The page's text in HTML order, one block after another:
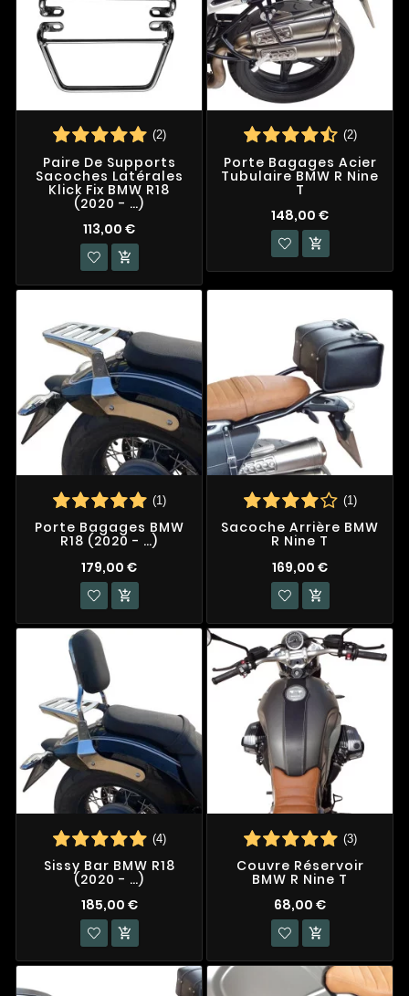
(2)
Paire De Supports
Sacoches Latérales
Klick Fix BMW R18
(2020 - …)
113,00 €

(2)
Porte Bagages Acier
Tubulaire BMW R Nine
T
148,00 €

(1)
Porte Bagages BMW
R18 (2020 - …)
179,00 €

(1)
Sacoche Arrière BMW
R Nine T
169,00 €

(4)
Sissy Bar BMW R18
(2020 - …)
185,00 €

(3)
Couvre Réservoir
BMW R Nine T
68,00 €
